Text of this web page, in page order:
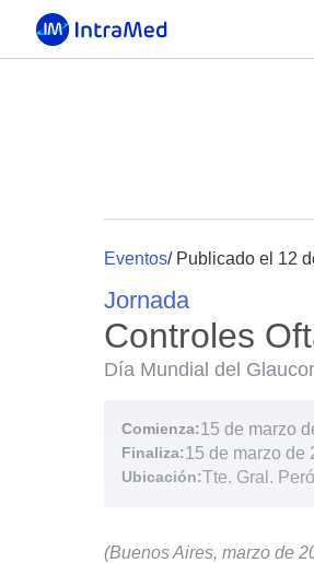
Eventos/ Publicado el 12
Jornada
Controles
Día Mundial del
Comienza:15 de marzo
Finaliza:15 de marzo de
Ubicación:Tte. Gral.
(Buenos Aires, marzo de